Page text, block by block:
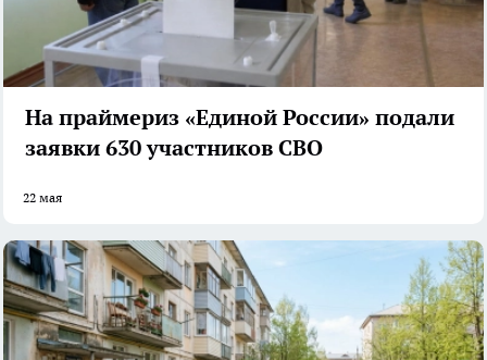
На праймериз «Единой России» подали
заявки 630 участников СВО
22 мая